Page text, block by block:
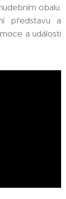
obalu.
představu a
a události